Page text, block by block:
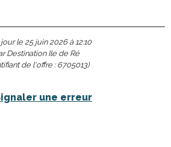
le 25 juin 2026 à 12:10
Destination Ile de Ré
de l'offre : 6705013)
une erreur